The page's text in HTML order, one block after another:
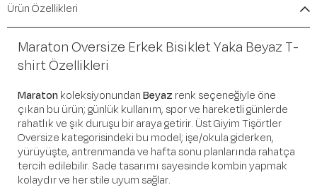
Ürün Özellikleri
Maraton Oversize Erkek Bisiklet Yaka Beyaz T-
shirt Özellikleri
Maraton koleksiyonundanBeyaz renk seçeneğiyle öne
çıkan bu ürün; günlük kullanım, spor ve hareketli günlerde
rahatlık ve şık duruşu bir araya getirir. Üst Giyim Tişörtler
Oversize kategorisindeki bu model; işe/okula giderken,
yürüyüşte, antrenmanda ve hafta sonu planlarında rahatça
tercih edilebilir. Sade tasarımı sayesinde kombin yapmak
kolaydır ve her stile uyum sağlar.